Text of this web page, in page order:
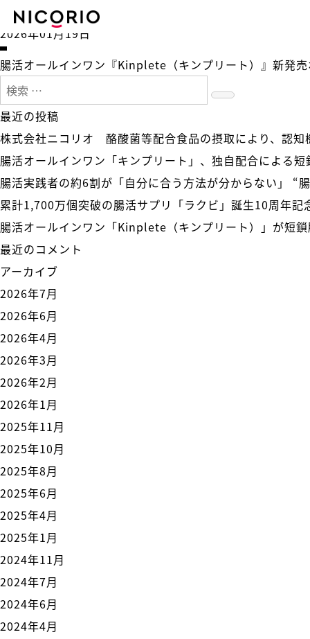
月:2026年1月
2026年01月19日
腸活オールインワン『Kinplete（キンプリート）』新発売
検索:
検索
最近の投稿
株式会社ニコリオ 酪酸菌等配合食品の摂取により、認知
腸活オールインワン「キンプリート」、独自配合による
腸活実践者の約6割が「自分に合う方法が分からない」 “
累計1,700万個突破の腸活サプリ「ラクビ」誕生10周年
腸活オールインワン「Kinplete（キンプリート）」が短
最近のコメント
アーカイブ
2026年7月
2026年6月
2026年4月
2026年3月
2026年2月
2026年1月
2025年11月
2025年10月
2025年8月
2025年6月
2025年4月
2025年1月
2024年11月
2024年7月
2024年6月
2024年4月